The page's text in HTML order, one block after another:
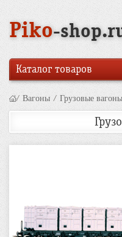
Piko-
Каталог товаров
/ Вагоны / Грузовые вагоны